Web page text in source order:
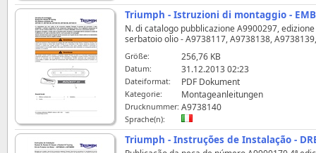
Triumph - Istruzioni di montaggio -
N. di catalogo pubblicazione A9900297,
serbatoio olio - A9738117, A9738138,
Größe: 256,76 KB
Datum: 31.12.2013 02:23
Dateiformat: PDF Dokument
Kategorie: Montageanleitungen
Drucknummer: A9738140
Sprache(n):
Triumph - Instruções de Instalação -